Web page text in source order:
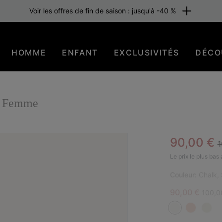
Voir les offres de fin de saison : jusqu'à -40 %
HOMME ENFANT EXCLUSIVITÉS
Sale
90,00 €
Le prix le plus bas